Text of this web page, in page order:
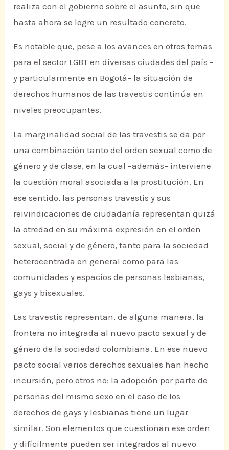
realiza con el gobierno sobre el asunto, sin que
hasta ahora se logre un resultado concreto.
Es notable que, pese a los avances en otros temas
para el sector LGBT en diversas ciudades del país –
y particularmente en Bogotá– la situación de
derechos humanos de las travestis continúa en
niveles preocupantes.
La marginalidad social de las travestis se da por
una combinación tanto del orden sexual como de
género y de clase, en la cual –además– interviene
la cuestión moral asociada a la prostitución. En
ese sentido, las personas travestis y sus
reivindicaciones de ciudadanía representan quizá
la otredad en su máxima expresión en el orden
sexual, social y de género, tanto para la sociedad
heterocentrada en general como para las
comunidades y espacios de personas lesbianas,
gays y bisexuales.
Las travestis representan, de alguna manera, la
frontera no integrada al nuevo pacto sexual y de
género de la sociedad colombiana. En ese nuevo
pacto social varios derechos sexuales han hecho
incursión, pero otros no: la adopción por parte de
personas del mismo sexo en el caso de los
derechos de gays y lesbianas tiene un lugar
similar. Son elementos que cuestionan ese orden
y difícilmente pueden ser integrados al nuevo